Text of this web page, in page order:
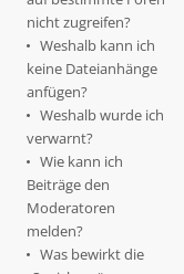
nicht zugreifen?
Weshalb kann ich
keine Dateianhänge
anfügen?
Weshalb wurde ich
verwarnt?
Wie kann ich
Beiträge den
Moderatoren
melden?
Was bewirkt die